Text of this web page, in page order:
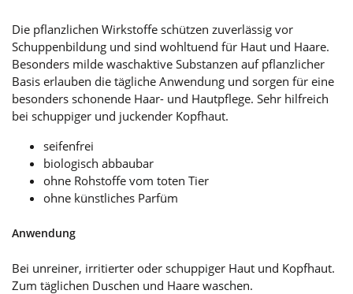
Die pflanzlichen Wirkstoffe schützen zuverlässig vor
Schuppenbildung und sind wohltuend für Haut und Haare.
Besonders milde waschaktive Substanzen auf pflanzlicher
Basis erlauben die tägliche Anwendung und sorgen für eine
besonders schonende Haar- und Hautpflege. Sehr hilfreich
bei schuppiger und juckender Kopfhaut.
seifenfrei
biologisch abbaubar
ohne Rohstoffe vom toten Tier
ohne künstliches Parfüm
Anwendung
Bei unreiner, irritierter oder schuppiger Haut und Kopfhaut.
Zum täglichen Duschen und Haare waschen.